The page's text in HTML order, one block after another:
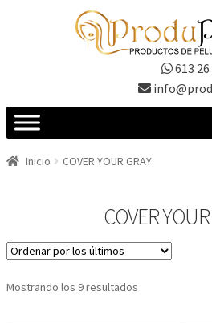
613 26
Inicio COVER YOUR GRAY
COVER
Mostrando los 9 resultados